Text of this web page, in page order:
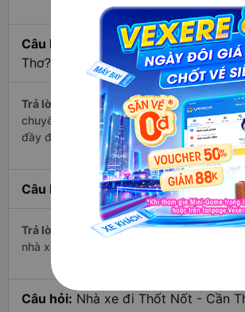
Câu hỏi:
Mỗi ngày có bao nhiêu
Thơ?
Trả lời: Tuyến đườngxe Giường nằm đôi
chuyến trên
Vexere.combắt đầu từ 0:00
đầy đủ cả ban ngày, buổi trưa, buổi
Câu hỏi: Nhà xe Giường nằm đôi đi
Trả lời: ChuyếnGiường nằm đôi Đồng Nai
nhà xe Tân Niên.
Câu hỏi: Nhà xe đi Thốt Nốt - Cần